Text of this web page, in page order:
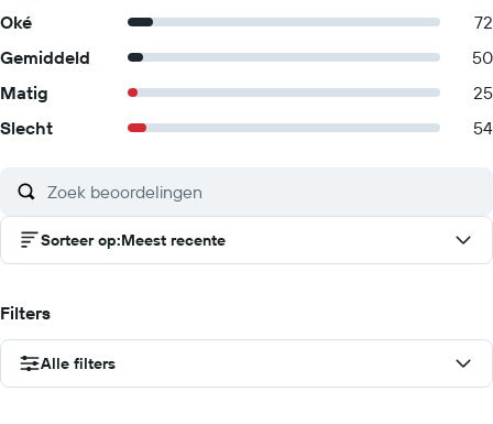
Oké
72
Gemiddeld
50
Matig
25
Slecht
54
Sorteer op:Meest recente
Filters
Alle filters